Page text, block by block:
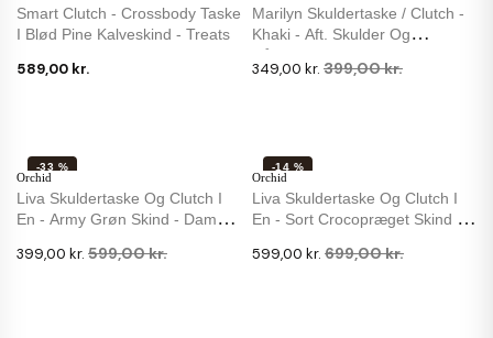
Smart Clutch - Crossbody Taske
I Blød Pine Kalveskind - Treats
589,00 kr.
Marilyn Skuldertaske / Clutch -
Khaki - Aft. Skulder Og
Håndrem
349,00 kr. 399,00 kr.
Orchid
Liva Skuldertaske Og Clutch I
En - Army Grøn Skind - Dame
399,00 kr. 599,00 kr.
-33 %
Orchid
Liva Skuldertaske Og Clutch I
En - Sort Crocopræget Skind -
599,00 kr. 699,00 kr.
-14 %